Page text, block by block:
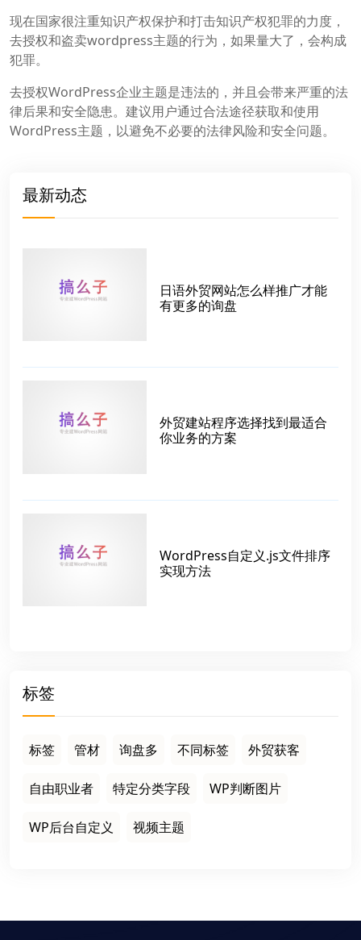
现在国家很注重知识产权保护和打击知识产权犯罪的力度，
去授权和盗卖wordpress主题的行为，如果量大了，会构成
犯罪。
去授权WordPress企业主题是违法的，并且会带来严重的法
律后果和安全隐患。建议用户通过合法途径获取和使用
WordPress主题，以避免不必要的法律风险和安全问题。
最新动态
日语外贸网站怎么样推广才能
有更多的询盘
外贸建站程序选择找到最适合
你业务的方案
WordPress自定义.js文件排序
实现方法
标签
标签 管材 询盘多 不同标签 外贸获客
自由职业者 特定分类字段 WP判断图片
WP后台自定义 视频主题